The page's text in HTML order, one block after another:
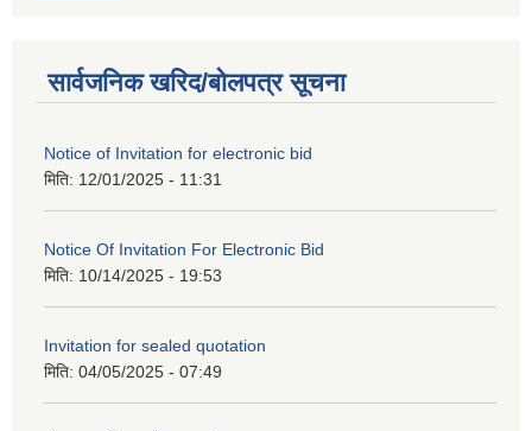
सार्वजनिक खरिद/बोलपत्र सूचना
Notice of Invitation for electronic bid
मिति: 12/01/2025 - 11:31
Notice Of Invitation For Electronic Bid
मिति: 10/14/2025 - 19:53
Invitation for sealed quotation
मिति: 04/05/2025 - 07:49